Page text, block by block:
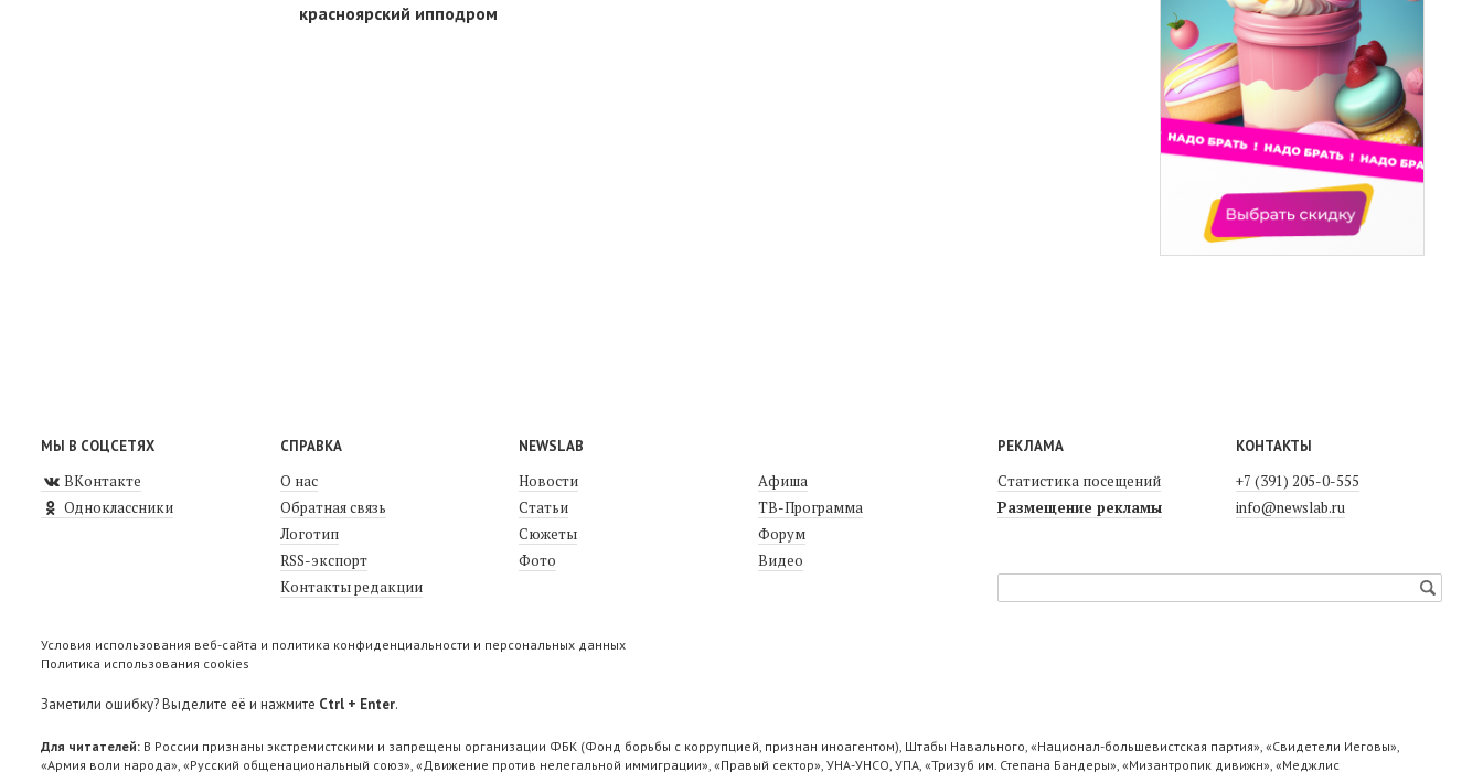
красноярский ипподром
МЫ В СОЦСЕТЯХ
ВКонтакте
Одноклассники
СПРАВКА
О нас
Обратная связь
Логотип
RSS-экспорт
Контакты редакции
NEWSLAB
Новости
Статьи
Сюжеты
Фото
Афиша
ТВ-Программа
Форум
Видео
РЕКЛАМА
Статистика посещений
Размещение рекламы
КОНТАКТЫ
+7 (391) 205-0-555
info@newslab.ru
Условия использования веб-сайта и политика конфиденциальности и персональных данных
Политика использования cookies
Заметили ошибку? Выделите её и нажмите Ctrl + Enter.
Для читателей: В России признаны экстремистскими и запрещены организации ФБК (Фонд борьбы с коррупцией, признан иноагентом), Штабы Навального, «Национал-большевистская партия», «Свидетели Иеговы»,
«Армия воли народа», «Русский общенациональный союз», «Движение против нелегальной иммиграции», «Правый сектор», УНА-УНСО, УПА, «Тризуб им. Степана Бандеры», «Мизантропик дивижн», «Меджлис